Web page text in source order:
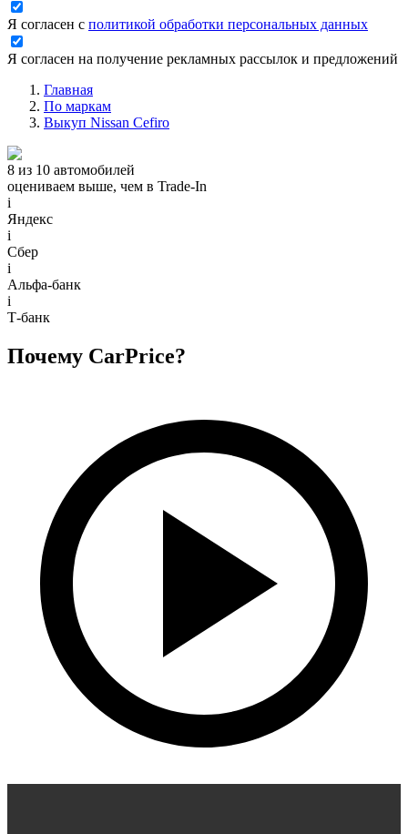
Я согласен с политикой обработки персональных данных
Я согласен на получение рекламных рассылок и предложений
Главная
По маркам
Выкуп Nissan Cefiro
8 из 10 автомобилей
оцениваем выше, чем в Trade‑In
i
Яндекс
i
Сбер
i
Альфа-банк
i
Т-банк
Почему CarPrice?